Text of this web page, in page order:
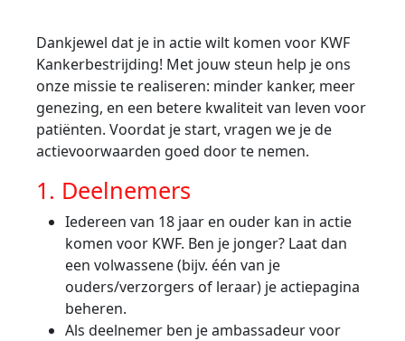
Dankjewel dat je in actie wilt komen voor KWF
Kankerbestrijding! Met jouw steun help je ons
onze missie te realiseren: minder kanker, meer
genezing, en een betere kwaliteit van leven voor
patiënten. Voordat je start, vragen we je de
actievoorwaarden goed door te nemen.
1. Deelnemers
Iedereen van 18 jaar en ouder kan in actie
komen voor KWF. Ben je jonger? Laat dan
een volwassene (bijv. één van je
ouders/verzorgers of leraar) je actiepagina
beheren.
Als deelnemer ben je ambassadeur voor